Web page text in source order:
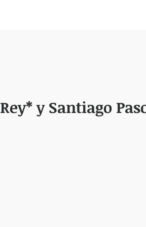
y Santiago